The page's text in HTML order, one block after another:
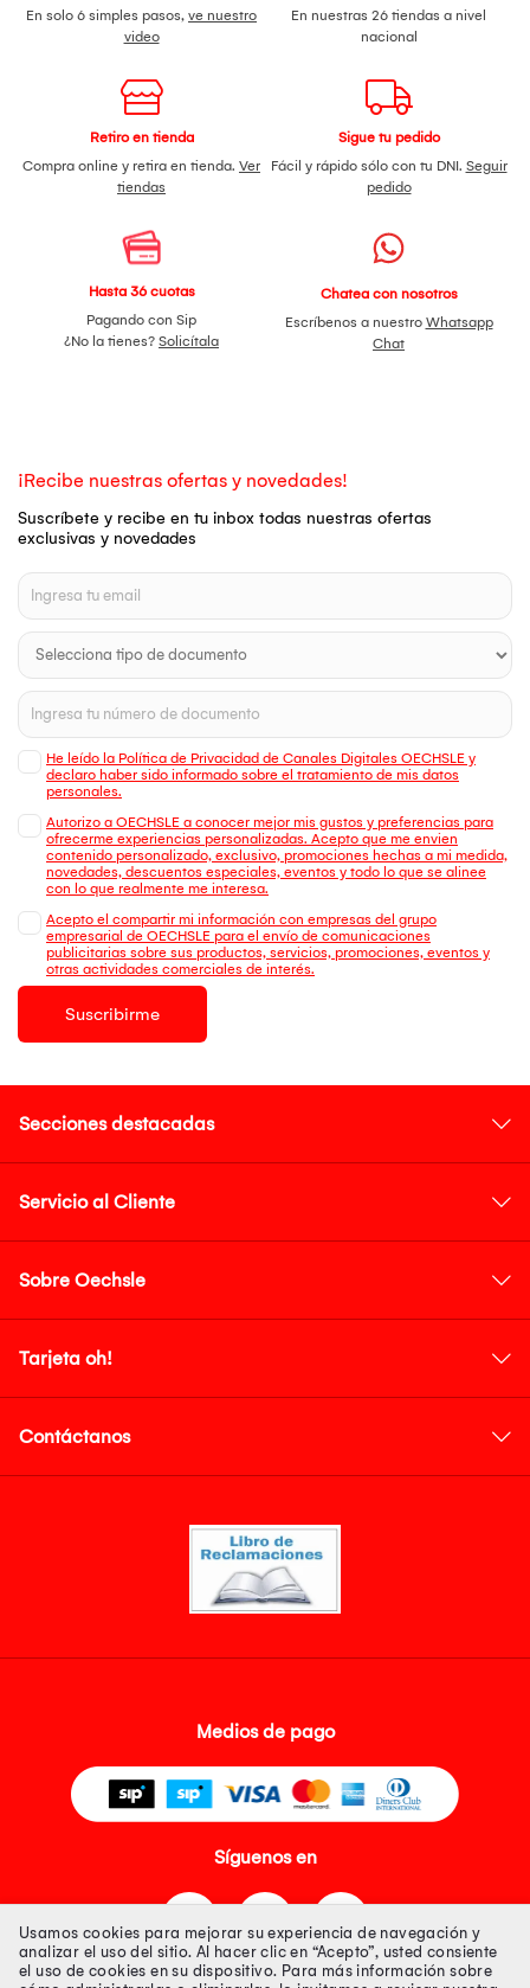
En solo 6 simples pasos, ve nuestro
video
En nuestras 26 tiendas a nivel
nacional
Retiro en tienda
Compra online y retira en tienda. Ver
tiendas
Sigue tu pedido
Fácil y rápido sólo con tu DNI. Seguir
pedido
Hasta 36 cuotas
Pagando con Sip
¿No la tienes? Solicítala
Chatea con nosotros
Escríbenos a nuestro Whatsapp
Chat
¡Recibe nuestras ofertas y novedades!
Suscríbete y recibe en tu inbox todas nuestras ofertas
exclusivas y novedades
He leído la Política de Privacidad de Canales Digitales OECHSLE y
declaro haber sido informado sobre el tratamiento de mis datos
personales.
Autorizo a OECHSLE a conocer mejor mis gustos y preferencias para
ofrecerme experiencias personalizadas. Acepto que me envien
contenido personalizado, exclusivo, promociones hechas a mi medida,
novedades, descuentos especiales, eventos y todo lo que se alinee
con lo que realmente me interesa.
Acepto el compartir mi información con empresas del grupo
empresarial de OECHSLE para el envío de comunicaciones
publicitarias sobre sus productos, servicios, promociones, eventos y
otras actividades comerciales de interés.
Suscribirme
Secciones destacadas
Servicio al Cliente
Sobre Oechsle
Tarjeta oh!
Contáctanos
Medios de pago
Síguenos en
Usamos cookies para mejorar su experiencia de navegación y
analizar el uso del sitio. Al hacer clic en “Acepto”, usted consiente
el uso de cookies en su dispositivo. Para más información sobre